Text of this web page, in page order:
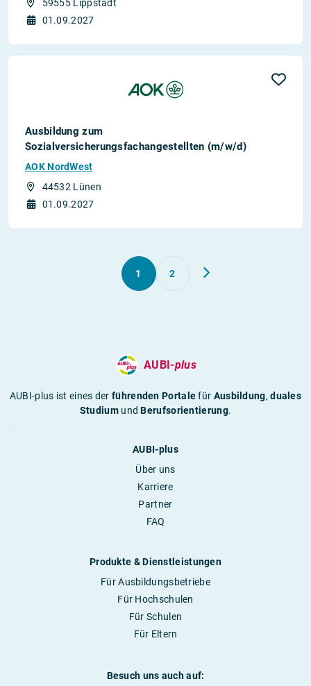
59555 Lippstadt
01.09.2027
Ausbildung zum
Sozialversicherungsfachangestellten (m/w/d)
AOK NordWest
44532 Lünen
01.09.2027
1 2
AUBI-plus
AUBI-plus ist eines derführenden Portalefür Ausbildung,duales
StudiumundBerufsorientierung.
AUBI-plus
Über uns
Karriere
Partner
FAQ
Produkte & Dienstleistungen
Für Ausbildungsbetriebe
Für Hochschulen
Für Schulen
Für Eltern
Besuch uns auch auf: